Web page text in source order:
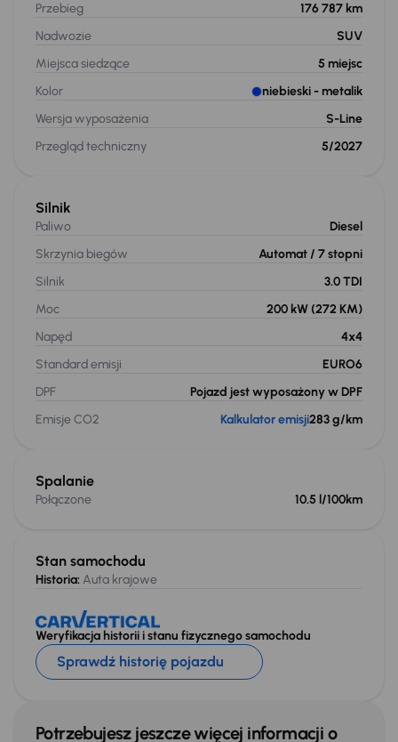
Przebieg
176 787 km
Nadwozie
SUV
Miejsca siedzące
5 miejsc
Kolor
niebieski - metalik
Wersja wyposażenia
S-Line
Przegląd techniczny
5/2027
Stan samochodu
Historia: Auta krajowe
Weryfikacja historii i stanu fizycznego samochodu
Sprawdź historię pojazdu
Silnik
Paliwo
Diesel
Skrzynia biegów
Automat / 7 stopni
Silnik
3.0 TDI
Moc
200 kW (272 KM)
Napęd
4x4
Standard emisji
EURO6
DPF
Pojazd jest wyposażony w DPF
Emisje CO2
Kalkulator emisji283 g/km
Spalanie
Połączone 10.5 l/100km
Potrzebujesz jeszcze więcej informacji o